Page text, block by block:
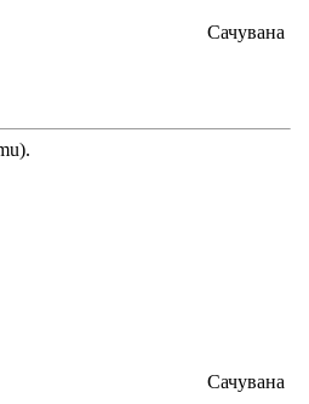
Сачувана
Сачувана